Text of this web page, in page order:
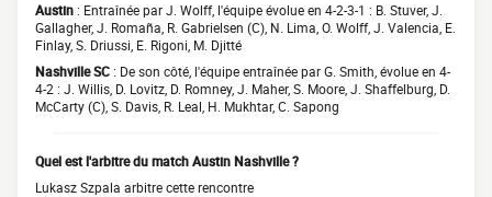
Austin : Entraînée par J. Wolff, l'équipe évolue en 4-2-3-1 : B. Stuver, J.
Gallagher, J. Romaña, R. Gabrielsen (C), N. Lima, O. Wolff, J. Valencia, E.
Finlay, S. Driussi, E. Rigoni, M. Djitté
Nashville SC : De son côté, l'équipe entraînée par G. Smith, évolue en 4-
4-2 : J. Willis, D. Lovitz, D. Romney, J. Maher, S. Moore, J. Shaffelburg, D.
McCarty (C), S. Davis, R. Leal, H. Mukhtar, C. Sapong
Quel est l'arbitre du match Austin Nashville ?
Lukasz Szpala arbitre cette rencontre